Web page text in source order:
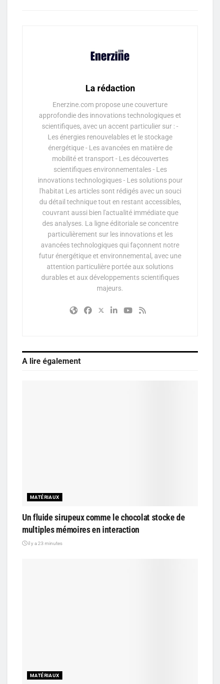
La rédaction
Enerzine.com propose une couverture
approfondie des innovations technologiques et
scientifiques, avec un accent particulier sur : -
Les énergies renouvelables et le stockage
énergétique - Les avancées en matière de
mobilité et transport - Les découvertes
scientifiques environnementales - Les
innovations technologiques - Les solutions pour
l'habitat Les articles sont rédigés avec un souci
du détail technique tout en restant accessibles,
couvrant aussi bien l'actualité immédiate que
des analyses. La ligne éditoriale se concentre
particulièrement sur les innovations et les
avancées technologiques qui façonnent notre
futur énergétique et environnemental, avec une
attention particulière portée aux solutions
durables et aux développements scientifiques
majeurs.
A lire également
MATÉRIAUX
Un fluide sirupeux comme le chocolat stocke de
multiples mémoires en interaction
il y a 23 minutes
MATÉRIAUX